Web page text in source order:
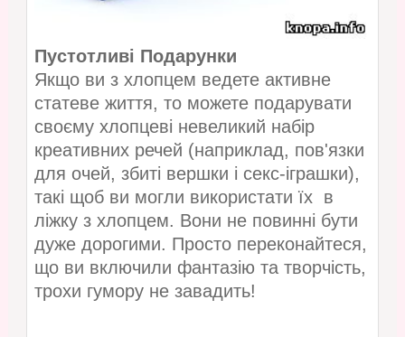
Пустотливі Подарунки
Якщо ви з хлопцем ведете активне
статеве життя, то можете подарувати
своєму хлопцеві невеликий набір
креативних речей (наприклад, пов'язки
для очей, збиті вершки і секс-іграшки),
такі щоб ви могли використати їх в
ліжку з хлопцем. Вони не повинні бути
дуже дорогими. Просто переконайтеся,
що ви включили фантазію та творчість,
трохи гумору не завадить!